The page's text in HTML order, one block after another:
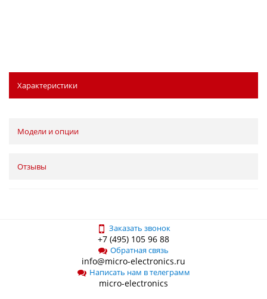
Характеристики
Модели и опции
Отзывы
Заказать звонок
+7 (495) 105 96 88
Обратная связь
info@micro-electronics.ru
Написать нам в телеграмм
micro-electronics